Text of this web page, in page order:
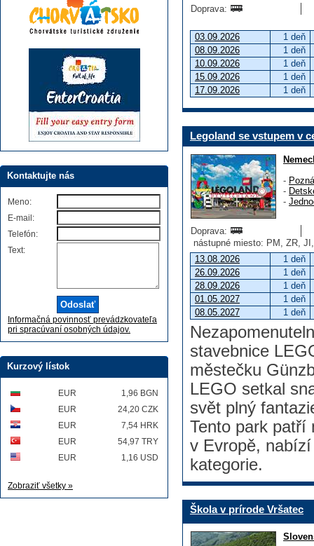
Doprava:
03.09.2026
1 deň
08.09.2026
1 deň
10.09.2026
1 deň
15.09.2026
1 deň
17.09.2026
1 deň
Legoland se vstupem v
-
-
-
Doprava:
nástupné miesto: PM, ZR,
13.08.2026
1 deň
26.09.2026
1 deň
28.09.2026
1 deň
01.05.2027
1 deň
08.05.2027
1 deň
stavebnice
městečku
LEGO setkal
svět plný
Tento park patří
v Evropě,
kategorie.
Škola v prírode Vršatec
Kontaktujte nás
Meno:
E-mail:
Telefón:
Text:
Informačná povinnosť prevádzkovateľa
pri spracúvaní osobných údajov.
Kurzový lístok
EUR
1,96 BGN
EUR
24,20 CZK
EUR
7,54 HRK
EUR
54,97 TRY
EUR
1,16 USD
Zobraziť všetky »